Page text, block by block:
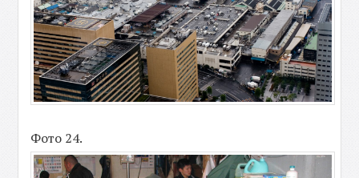
Фото 24.